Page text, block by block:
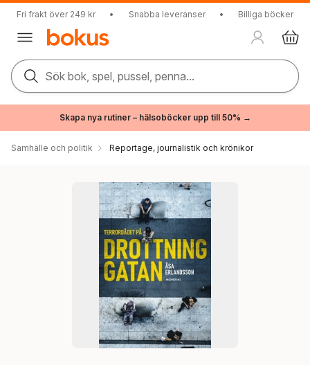
Fri frakt över 249 kr • Snabba leveranser • Billiga böcker
Sök bok, spel, pussel, penna...
Skapa nya rutiner – hälsoböcker upp till 50% →
Samhälle och politik Reportage, journalistik och krönikor